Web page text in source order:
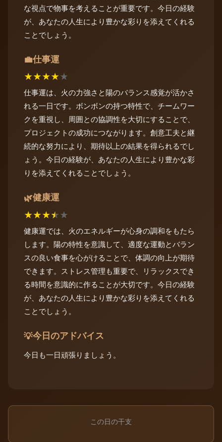
な視点で物事を考えることが重要です。今日の経験
が、あなたの人生により豊かな彩りを添えてくれる
ことでしょう。
💼仕事運
★★★★★
仕事運は、火の力強さと陽のバランス感覚が活かさ
れる一日です。ボンボンの持つ特性で、チームワー
クを重視し、周囲との協調性を大切にすることで、
プロジェクトの成功につながります。創意工夫と継
続的な努力により、期待以上の結果を得られるでし
ょう。今日の経験が、あなたの人生により豊かな彩
りを添えてくれることでしょう。
🌿健康運
★★★★★
健康運では、火のエネルギーが心身の調和をもたら
します。陽の特性を意識して、適度な運動とバラン
スの良い食事を心がけることで、体調の向上が期待
できます。ストレス管理も重要で、リラックスでき
る時間を意識的に作ることが大切です。今日の経験
が、あなたの人生により豊かな彩りを添えてくれる
ことでしょう。
💡今日のアドバイス
今日も一日頑張りましょう。
この日の干支